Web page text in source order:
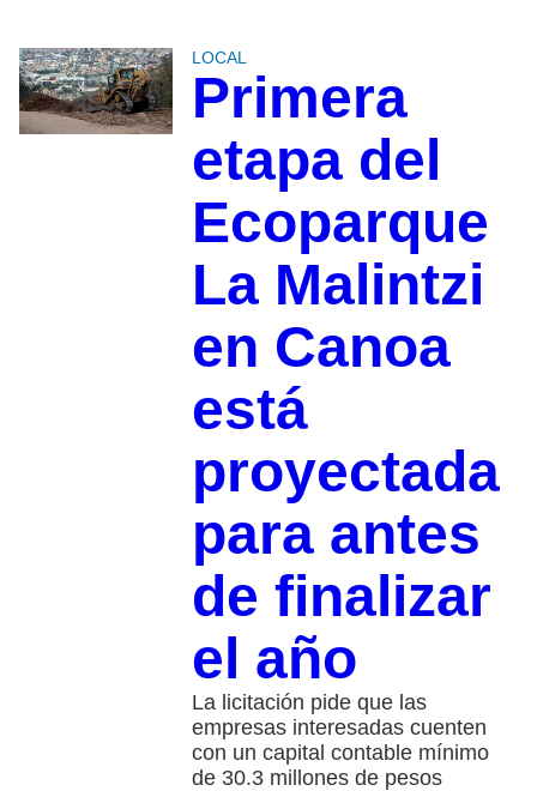
LOCAL
Primera
etapa del
Ecoparque
La Malintzi
en Canoa
está
proyectada
para antes
de finalizar
el año
La licitación pide que las
empresas interesadas cuenten
con un capital contable mínimo
de 30.3 millones de pesos